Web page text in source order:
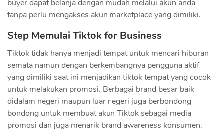
buyer dapat belanja dengan mudah melalui akun anda
tanpa perlu mengakses akun marketplace yang dimiliki.
Step Memulai Tiktok for Business
Tiktok tidak hanya menjadi tempat untuk mencari hiburan
semata namun dengan berkembangnya pengguna aktif
yang dimiliki saat ini menjadikan tiktok tempat yang cocok
untuk melakukan promosi. Berbagai brand besar baik
didalam negeri maupun luar negeri juga berbondong
bondong untuk membuat akun Tiktok sebagai media
promosi dan juga menarik brand awareness konsumen.